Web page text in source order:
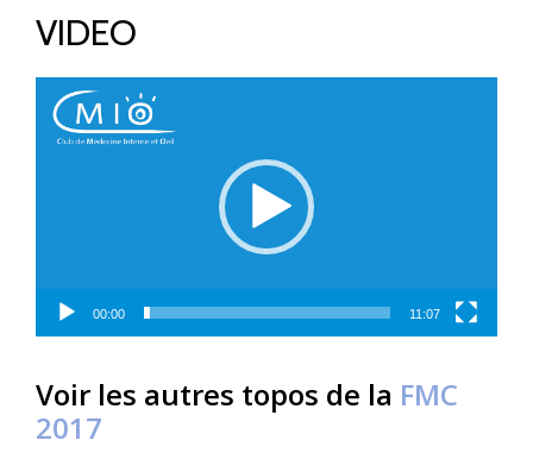
VIDEO
Lecteur
vidéo
00:00 11:07
Voir les autres topos de la FMC
2017